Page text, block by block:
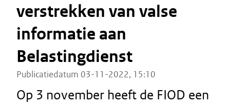
verstrekken van valse
informatie aan
Belastingdienst
Publicatiedatum 03-11-2022, 15:10
Op 3 november heeft de FIOD een